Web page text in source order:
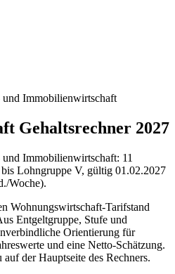
und Immobilienwirtschaft
Gehaltsrechner 2027
Immobilienwirtschaft: 11
Lohngruppe V, gültig 01.02.2027
Woche).
Wohnungswirtschaft-Tarifstand
Entgeltgruppe, Stufe und
Orientierung für
und eine Netto-Schätzung.
der Hauptseite des Rechners.